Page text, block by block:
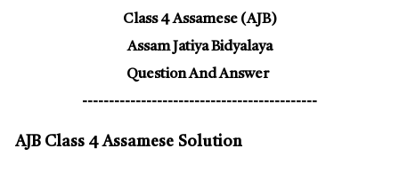
Class 4 Assamese (AJB)
Assam Jatiya Bidyalaya
Question And Answer
--------------------------------------------
AJB Class 4 Assamese Solution